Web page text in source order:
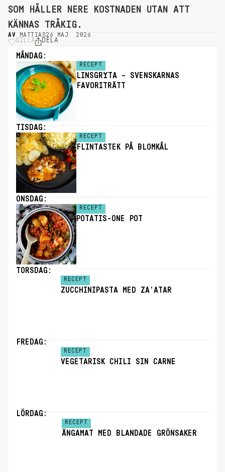
SOM HÅLLER NERE KOSTNADEN UTAN ATT
KÄNNAS TRÅKIG.
AV MATTIAS26 MAJ, 2026
GILLA DELA
MÅNDAG:
RECEPT
LINSGRYTA – SVENSKARNAS
FAVORITRÄTT
TISDAG:
RECEPT
FLINTASTEK PÅ BLOMKÅL
ONSDAG:
RECEPT
POTATIS-ONE POT
TORSDAG:
RECEPT
ZUCCHINIPASTA MED ZA’ATAR
FREDAG:
RECEPT
VEGETARISK CHILI SIN CARNE
LÖRDAG:
RECEPT
ÄNGAMAT MED BLANDADE GRÖNSAKER